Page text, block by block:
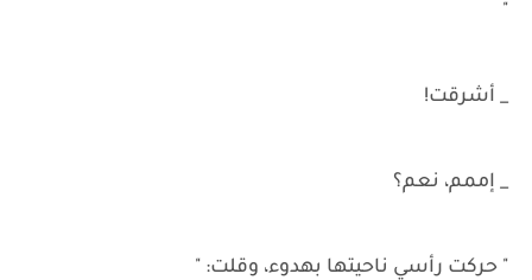
"
_ أشرقت!
_ إممم، نعم؟
" حركت رأسي ناحيتها بهدوء، وقلت: "